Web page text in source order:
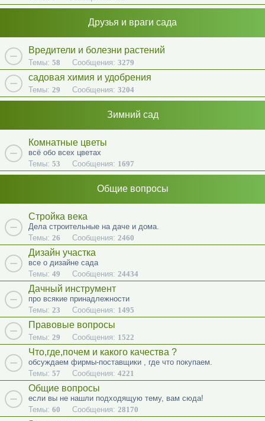
Друзья и враги сада
Вредители и болезни растений
Темы: 58 Сообщения: 3279
садовая химия и удобрения
Темы: 29 Сообщения: 3204
Зимний сад
Комнатные цветы
всё обо всех цветах
Темы: 53 Сообщения: 1697
Общие вопросы
Стройка века
Дела строительные на даче и дома.
Темы: 26 Сообщения: 2460
Дизайн участка
все о дизайне сада
Темы: 49 Сообщения: 24434
Дачный инструмент
про всякие принадлежности
Темы: 23 Сообщения: 1495
Правовые вопросы
Темы: 29 Сообщения: 1522
Что,где,почем и какого качества ?
обсуждаем фирмы-поставщики , где что покупаем.
Темы: 57 Сообщения: 4221
Общие вопросы
если вы не нашли подходящую тему, вам сюда!
Темы: 60 Сообщения: 28170